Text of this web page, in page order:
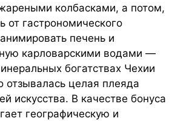
колбасками, а потом,
от гастрономического
печень и
карловарскими водами —
богатствах Чехии
отзывалась целая плеяда
искусства. В качестве бонуса
географическую и